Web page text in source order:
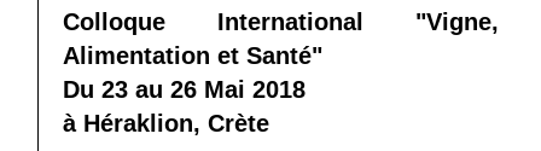
Colloque International "Vigne,
Alimentation et Santé"
Du 23 au 26 Mai 2018
à Héraklion, Crète